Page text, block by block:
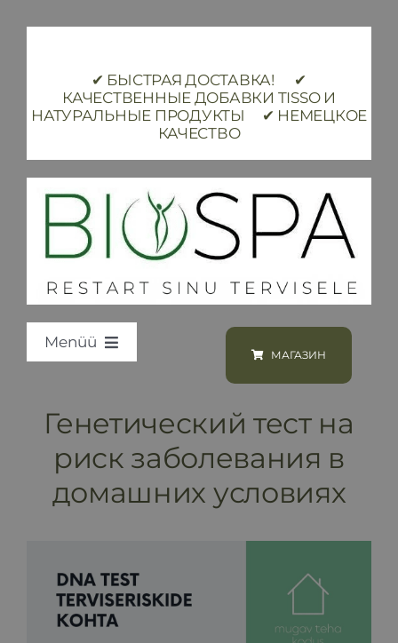
✔ БЫСТРАЯ ДОСТАВКА! ✔
КАЧЕСТВЕННЫЕ ДОБАВКИ TISSO И
НАТУРАЛЬНЫЕ ПРОДУКТЫ ✔ НЕМЕЦКОЕ
КАЧЕСТВО
Menüü
Программы и процедуры
Бронирование
Блог
МАГАЗИН
Генетический тест на
риск заболевания в
домашних условиях